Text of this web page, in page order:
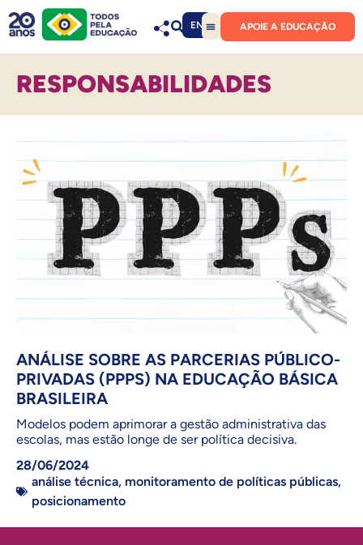
EN APOIE A EDUCAÇÃO
RESPONSABILIDADES
ANÁLISE SOBRE AS PARCERIAS PÚBLICO-
PRIVADAS (PPPS) NA EDUCAÇÃO BÁSICA
BRASILEIRA
Modelos podem aprimorar a gestão administrativa das
escolas, mas estão longe de ser política decisiva.
28/06/2024
análise técnica, monitoramento de políticas públicas,
posicionamento